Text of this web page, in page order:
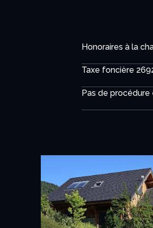
Honoraires à la
Taxe foncière
Pas de procédure